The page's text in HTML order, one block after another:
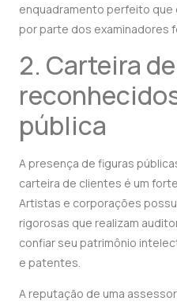
enquadramento perfeito
por parte dos examinadores
2. Carteira
pública
A presença de figuras
carteira de clientes é um
Artistas e corporações
rigorosas que realizam
confiar seu patrimônio
e patentes.
A reputação de uma